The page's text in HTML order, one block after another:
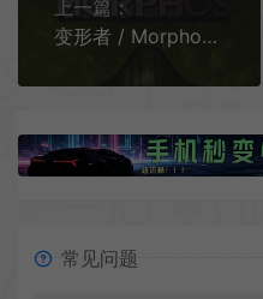
上一篇：
变形者 / Morphos 第一人称心理恐怖游戏
常见问题